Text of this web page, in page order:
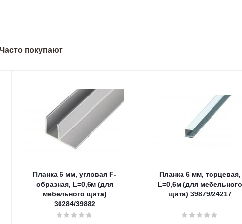
Часто покупают
Планка 6 мм, угловая F-
образная, L=0,6м (для
мебельного щита)
36284/39882
Планка 6 мм, торцевая,
L=0,6м (для мебельного
щита) 39879/24217